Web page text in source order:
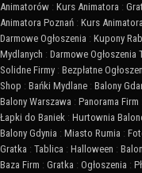
Animatorów : Kurs Animatora :
Animatora Poznań : Kurs
Darmowe Ogłoszenia : Kupony
Mydlanych : Darmowe Ogłoszenia
Solidne Firmy : Bezpłatne
Shop : Bańki Mydlane : Balony
Balony Warszawa : Panorama Firm
Łapki do Baniek : Hurtownia
Balony Gdynia : Miasto Rumia :
Gratka : Tablica : Halloween :
Baza Firm : Gratka : Ogłoszenia :